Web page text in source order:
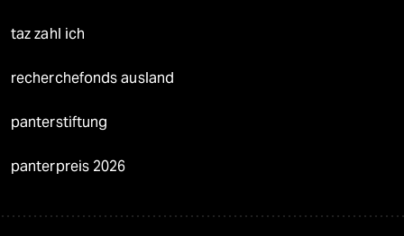
taz zahl ich
recherchefonds ausland
panterstiftung
panterpreis 2026